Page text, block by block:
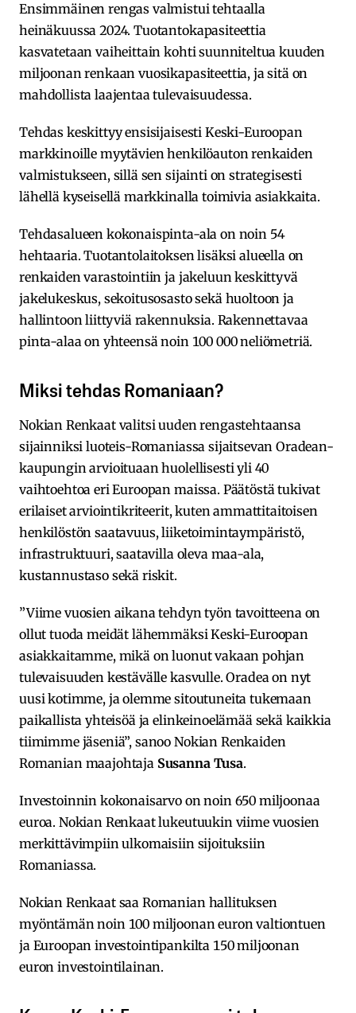
Ensimmäinen rengas valmistui tehtaalla
heinäkuussa 2024. Tuotantokapasiteettia
kasvatetaan vaiheittain kohti suunniteltua kuuden
miljoonan renkaan vuosikapasiteettia, ja sitä on
mahdollista laajentaa tulevaisuudessa.
Tehdas keskittyy ensisijaisesti Keski-Euroopan
markkinoille myytävien henkilöauton renkaiden
valmistukseen, sillä sen sijainti on strategisesti
lähellä kyseisellä markkinalla toimivia asiakkaita.
Tehdasalueen kokonaispinta-ala on noin 54
hehtaaria. Tuotantolaitoksen lisäksi alueella on
renkaiden varastointiin ja jakeluun keskittyvä
jakelukeskus, sekoitusosasto sekä huoltoon ja
hallintoon liittyviä rakennuksia. Rakennettavaa
pinta-alaa on yhteensä noin 100 000 neliömetriä.
Miksi tehdas Romaniaan?
Nokian Renkaat valitsi uuden rengastehtaansa
sijainniksi luoteis-Romaniassa sijaitsevan Oradean-
kaupungin arvioituaan huolellisesti yli 40
vaihtoehtoa eri Euroopan maissa. Päätöstä tukivat
erilaiset arviointikriteerit, kuten ammattitaitoisen
henkilöstön saatavuus, liiketoimintaympäristö,
infrastruktuuri, saatavilla oleva maa-ala,
kustannustaso sekä riskit.
”Viime vuosien aikana tehdyn työn tavoitteena on
ollut tuoda meidät lähemmäksi Keski-Euroopan
asiakkaitamme, mikä on luonut vakaan pohjan
tulevaisuuden kestävälle kasvulle. Oradea on nyt
uusi kotimme, ja olemme sitoutuneita tukemaan
paikallista yhteisöä ja elinkeinoelämää sekä kaikkia
tiimimme jäseniä”, sanoo Nokian Renkaiden
Romanian maajohtaja Susanna Tusa.
Investoinnin kokonaisarvo on noin 650 miljoonaa
euroa. Nokian Renkaat lukeutuukin viime vuosien
merkittävimpiin ulkomaisiin sijoituksiin
Romaniassa.
Nokian Renkaat saa Romanian hallituksen
myöntämän noin 100 miljoonan euron valtiontuen
ja Euroopan investointipankilta 150 miljoonan
euron investointilainan.